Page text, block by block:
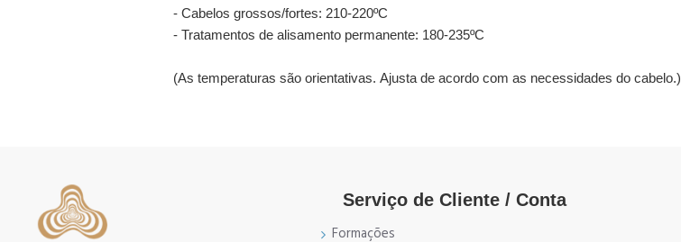
- Cabelos grossos/fortes: 210-220ºC
- Tratamentos de alisamento permanente: 180-235ºC
(As temperaturas são orientativas. Ajusta de acordo com as necessidades do cabelo.)
Serviço de Cliente / Conta
Formações